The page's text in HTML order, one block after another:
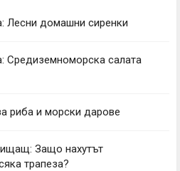
Лесни домашни сиренки
Средиземноморска салата
риба и морски дарове
Защо нахутът
трапеза?